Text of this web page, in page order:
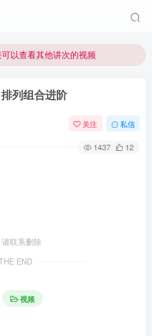
以查看其他讲次的视频
给邱老师重置即可
列组合进阶
关注 私信
1437 12
联系删除
END
视频